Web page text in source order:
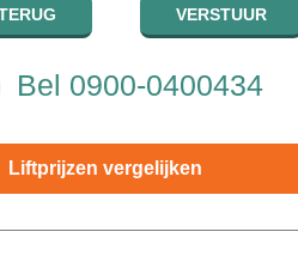
Bel 0900-0400434
Liftprijzen vergelijken